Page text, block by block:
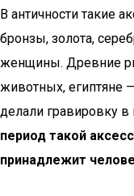
В античности такие
бронзы, золота,
женщины. Древние
животных, египтяне
делали гравировку в
период такой
принадлежит